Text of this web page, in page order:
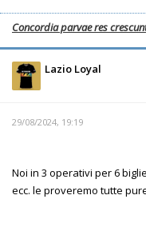
Concordia parvae res
Lazio Loyal
29/08/2024, 19:19
Noi in 3 operativi per 6
ecc. le proveremo tutte